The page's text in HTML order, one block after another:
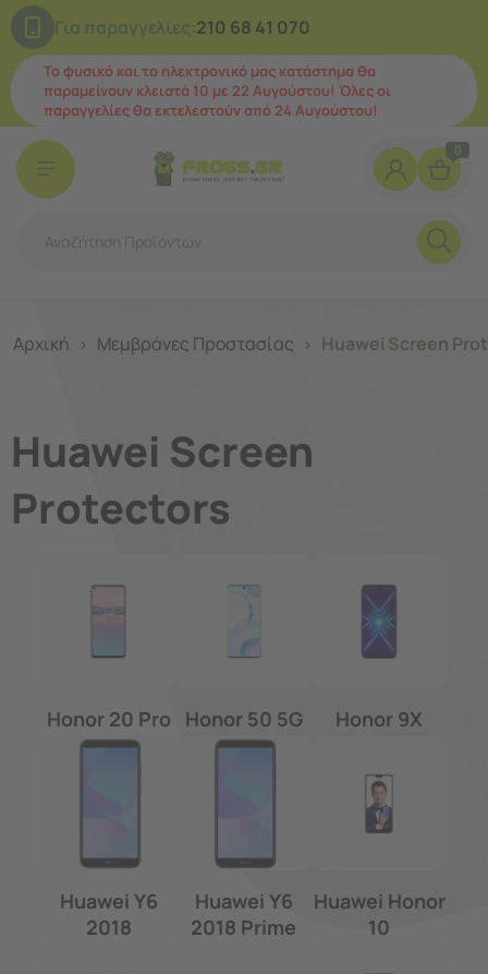
Για παραγγελίες:210 68 41 070
Το φυσικό και το ηλεκτρονικό μας κατάστημα θα
παραμείνουν κλειστά 10 με 22 Αυγούστου! Όλες οι
παραγγελίες θα εκτελεστούν από 24 Αυγούστου!
0
Αρχική > Μεμβράνες Προστασίας > Huawei Screen
Huawei Screen
Protectors
Honor 20 Pro Honor 50 5G Honor 9X
Huawei Y6
2018
Huawei Y6
2018 Prime
Huawei Honor
10